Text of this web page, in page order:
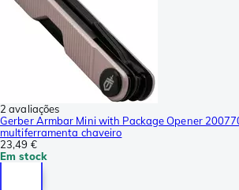
2 avaliações
Gerber Armbar Mini with Package Opener
multiferramenta chaveiro
23,49 €
Em stock